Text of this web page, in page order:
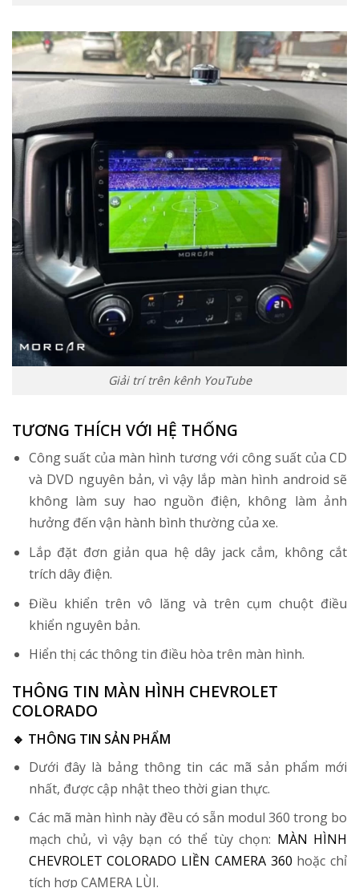
Giải trí trên kênh YouTube
TƯƠNG THÍCH VỚI HỆ THỐNG
Công suất của màn hình tương với công suất của CD
và DVD nguyên bản, vì vậy lắp màn hình android sẽ
không làm suy hao nguồn điện, không làm ảnh
hưởng đến vận hành bình thường của xe.
Lắp đặt đơn giản qua hệ dây jack cắm, không cắt
trích dây điện.
Điều khiển trên vô lăng và trên cụm chuột điều
khiển nguyên bản.
Hiển thị các thông tin điều hòa trên màn hình.
THÔNG TIN MÀN HÌNH CHEVROLET
COLORADO
🔹 THÔNG TIN SẢN PHẨM
Dưới đây là bảng thông tin các mã sản phẩm mới
nhất, được cập nhật theo thời gian thực.
Các mã màn hình này đều có sẵn modul 360 trong bo
mạch chủ, vì vậy bạn có thể tùy chọn: MÀN HÌNH
CHEVROLET COLORADO LIỀN CAMERA 360 hoặc chỉ
tích hợp CAMERA LÙI.